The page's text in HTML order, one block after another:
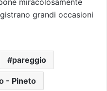
miracolosamente
grandi occasioni
pareggio
- Pineto